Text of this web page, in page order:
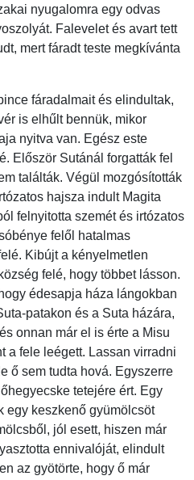
nyugalomra egy odvas
Falevelet és avart tett
mert fáradt teste megkívánta
fáradalmait és elindultak,
is elhűlt bennük, mikor
nyitva van. Egész este
Először Sutánál forgatták fel
találták. Végül mozgósították
hajsza indult Magita
felnyitotta szemét és irtózatos
felől hatalmas
Kibújt a kényelmetlen
felé, hogy többet lásson.
édesapja háza lángokban
patakon és a Suta házára,
onnan már el is érte a Misu
a fele leégett. Lassan virradni
ő sem tudta hová. Egyszerre
tetejére ért. Egy
egy keszkenő gyümölcsöt
jól esett, hiszen már
ennivalóját, elindult
az gyötörte, hogy ő már